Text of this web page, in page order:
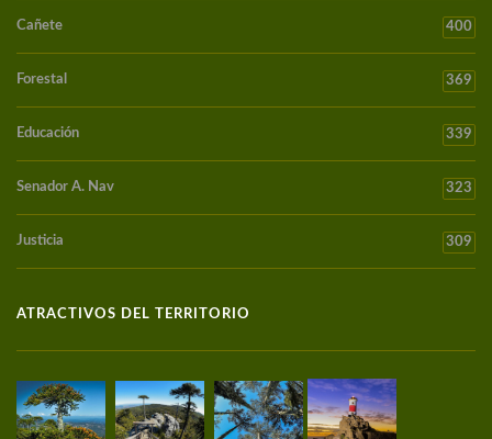
Cañete 400
Forestal 369
Educación 339
Senador A. Nav 323
Justicia 309
ATRACTIVOS DEL TERRITORIO